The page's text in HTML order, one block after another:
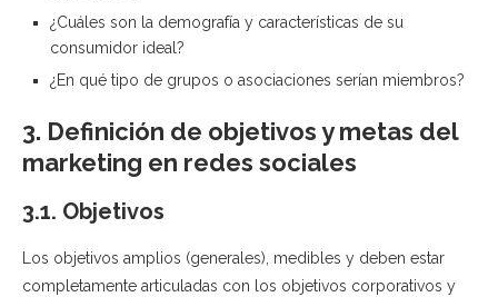
¿Cuáles son la demografía y características de su
consumidor ideal?
¿En qué tipo de grupos o asociaciones serían miembros?
3. Definición de objetivos y metas del
marketing en redes sociales
3.1. Objetivos
Los objetivos amplios (generales), medibles y deben estar
completamente articuladas con los objetivos corporativos y